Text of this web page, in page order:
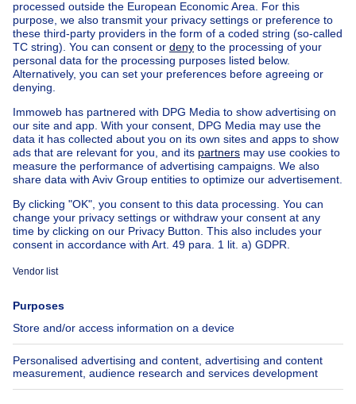
Home Belgium
Flemish Brabant (province)
Halle-Vilvoorde (district)
Buy your house in Linkebeek
House out of BelgiumHouse for sale France
House for sale Spain
House for sale Italy
House for sale Luxembourg
House for sale Netherlands
Our cheap propertiesCheap houses for sale
Cheap apartments for rent
About
Immoweb
Jobs
Axel Springer Group
SeLoger.com
Immowelt.de
Tools
Insurances